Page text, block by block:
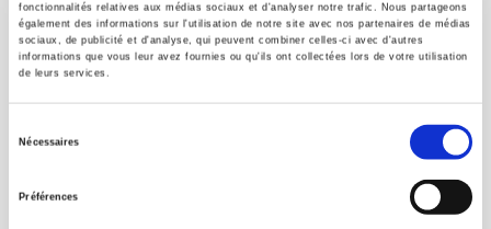
fonctionnalités relatives aux médias sociaux et d'analyser notre trafic. Nous partageons
également des informations sur l'utilisation de notre site avec nos partenaires de médias
sociaux, de publicité et d'analyse, qui peuvent combiner celles-ci avec d'autres
informations que vous leur avez fournies ou qu'ils ont collectées lors de votre utilisation
de leurs services.
Nécessaires
Préférences
CONTACTS
FOREIGN RIGHTS
POUR LES LIBRAIRES
CONDITIONS GÉNÉRALES